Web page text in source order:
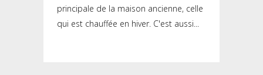
principale de la maison ancienne, celle
qui est chauffée en hiver. C'est aussi...